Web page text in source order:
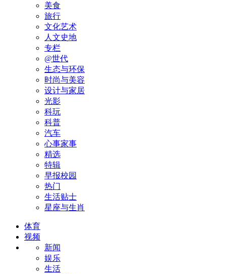
美食
旅行
文化艺术
人文史地
专栏
@世代
生态与环保
时尚与美容
设计与家居
光影
科玩
科普
汽车
心事家事
精选
特辑
早报校园
热门
生活贴士
星座与生肖
体育
视频
新闻
娱乐
生活